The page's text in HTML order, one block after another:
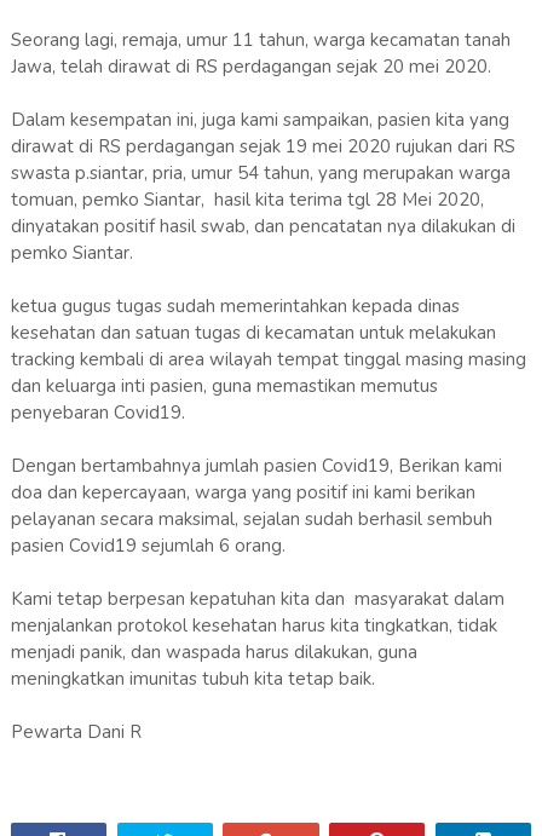
Seorang lagi, remaja, umur 11 tahun, warga kecamatan tanah
Jawa, telah dirawat di RS perdagangan sejak 20 mei 2020.
Dalam kesempatan ini, juga kami sampaikan, pasien kita yang
dirawat di RS perdagangan sejak 19 mei 2020 rujukan dari RS
swasta p.siantar, pria, umur 54 tahun, yang merupakan warga
tomuan, pemko Siantar, hasil kita terima tgl 28 Mei 2020,
dinyatakan positif hasil swab, dan pencatatan nya dilakukan di
pemko Siantar.
ketua gugus tugas sudah memerintahkan kepada dinas
kesehatan dan satuan tugas di kecamatan untuk melakukan
tracking kembali di area wilayah tempat tinggal masing masing
dan keluarga inti pasien, guna memastikan memutus
penyebaran Covid19.
Dengan bertambahnya jumlah pasien Covid19, Berikan kami
doa dan kepercayaan, warga yang positif ini kami berikan
pelayanan secara maksimal, sejalan sudah berhasil sembuh
pasien Covid19 sejumlah 6 orang.
Kami tetap berpesan kepatuhan kita dan masyarakat dalam
menjalankan protokol kesehatan harus kita tingkatkan, tidak
menjadi panik, dan waspada harus dilakukan, guna
meningkatkan imunitas tubuh kita tetap baik.
Pewarta Dani R